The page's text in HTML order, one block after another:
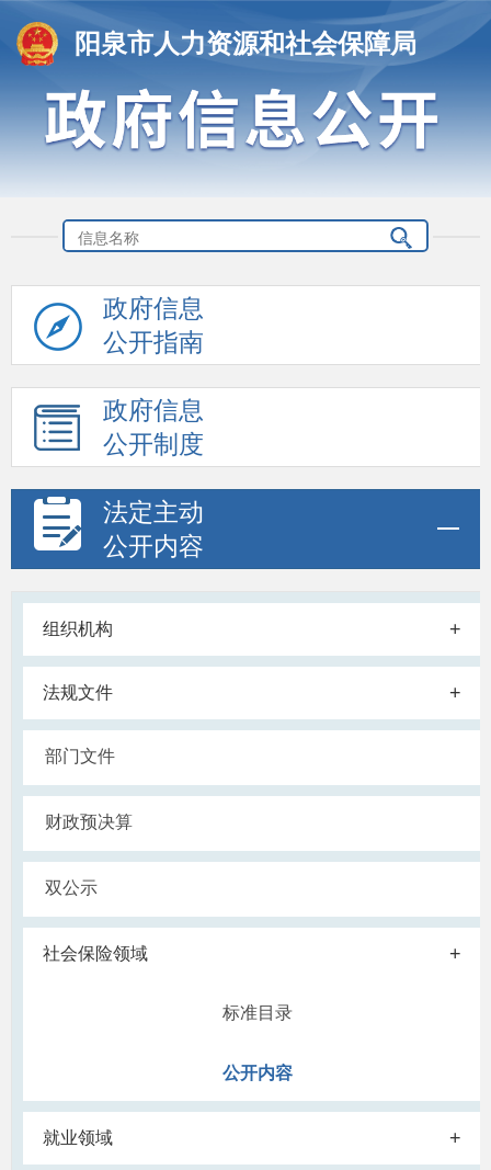
阳泉市人力资源和社会保障局
政府信息
公开指南
政府信息
公开制度
法定主动
公开内容
组织机构 +
法规文件 +
部门文件
财政预决算
双公示
社会保险领域 +
标准目录
公开内容
就业领域 +